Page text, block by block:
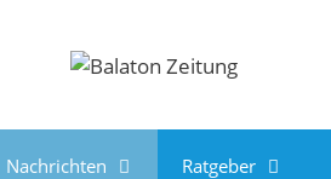
Nachrichten Ratgeber